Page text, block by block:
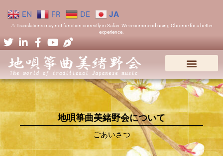
⚠ Translations may not function correctly in Safari. We recommend using Chrome for a better
experience.
地唄箏曲美緒野会について
ごあいさつ
EN FR DE JA